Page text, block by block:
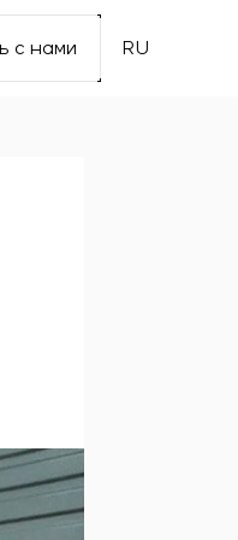
с нами RU